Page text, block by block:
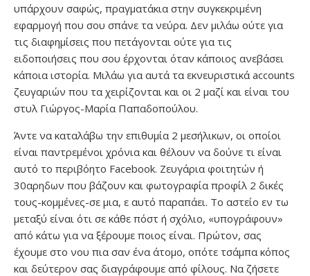
υπάρχουν σαφώς, πραγματάκια στην συγκεκριμένη
εφαρμογή που σου σπάνε τα νεύρα. Δεν μιλάω ούτε για
τις διαφημίσεις που πετάγονται ούτε για τις
ειδοποιήσεις που σου έρχονται όταν κάποιος ανεβάσει
κάποια ιστορία. Μιλάω για αυτά τα εκνευριστικά accounts
ζευγαριών που τα χειρίζονται και οι 2 μαζί και είναι του
στυλ Γιώργος-Μαρία Παπαδοπούλου.
Άντε να καταλάβω την επιθυμία 2 μεσήλικων, οι οποίοι
είναι παντρεμένοι χρόνια και θέλουν να δούνε τι είναι
αυτό το περιβόητο Facebook. Ζευγάρια φοιτητών ή
30αρηδων που βάζουν και φωτογραφία προφίλ 2 δικές
τους-κομμένες-σε μια, ε αυτό παραπάει. Το αστείο εν τω
μεταξύ είναι ότι σε κάθε πόστ ή σχόλιο, «υπογράφουν»
από κάτω για να ξέρουμε ποιος είναι. Πρώτον, σας
έχουμε στο νου πια σαν ένα άτομο, οπότε τσάμπα κόπος
και δεύτερον σας διαγράφουμε από φίλους. Να ζήσετε